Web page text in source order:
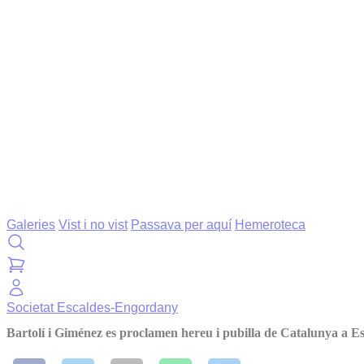
Galeries Vist i no vist Passava per aquí Hemeroteca
Societat Escaldes-Engordany
Bartolí i Giménez es proclamen hereu i pubilla de Catalunya a